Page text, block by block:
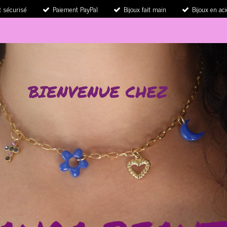
sécurisé Paiement PayPal Bijoux fait main Bijoux en